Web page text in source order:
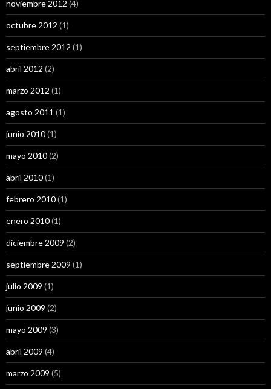
noviembre 2012 (4)
octubre 2012 (1)
septiembre 2012 (1)
abril 2012 (2)
marzo 2012 (1)
agosto 2011 (1)
junio 2010(1)
mayo 2010(2)
abril 2010(1)
febrero 2010(1)
enero 2010(1)
diciembre 2009 (2)
septiembre 2009 (1)
julio 2009 (1)
junio 2009 (2)
mayo 2009 (3)
abril 2009 (4)
marzo 2009 (5)